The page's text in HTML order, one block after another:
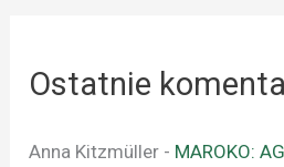
Ostatnie
Anna Kitzmüller - MAROKO: